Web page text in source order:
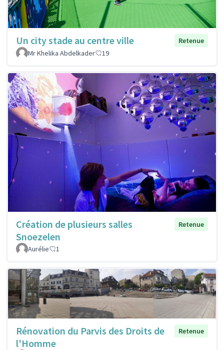
Un city stade au centre ville
Retenue
Mr Khelika Abdelkader
19
Création de plusieurs salles
Snoezelen
Retenue
Aurélie 1
Rénovation du Parvis des Droits de
l'Homme
Retenue